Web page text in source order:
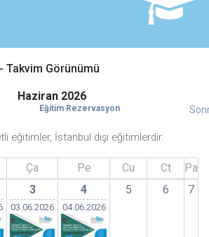
Takvim Görünümü
Haziran 2026
Eğitim Rezervasyon
eğitimler, İstanbul dışı eğitimlerdir.
Ça Pe Cu Ct
Pa
3
03.06.2026
4
04.06.2026
5 6 7